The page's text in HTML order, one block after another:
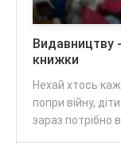
Видавництву
книжки
Нехай хтось
попри війну,
зараз потрібно